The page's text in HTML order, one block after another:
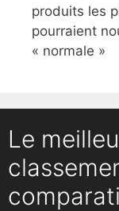
produits les
pourraient
« normale »
Le